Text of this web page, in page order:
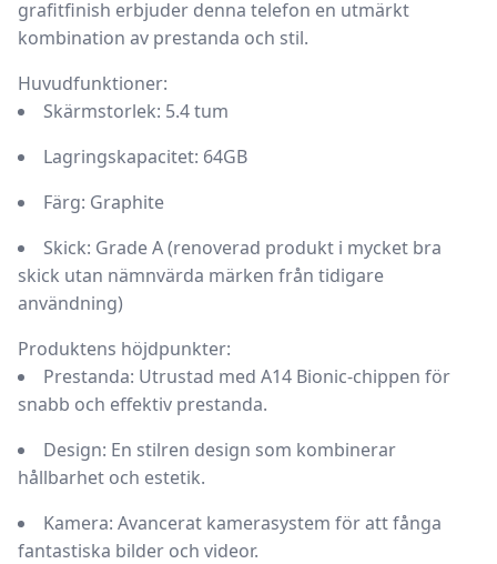
grafitfinish erbjuder denna telefon en utmärkt
kombination av prestanda och stil.
Huvudfunktioner:
Skärmstorlek: 5.4 tum
Lagringskapacitet: 64GB
Färg: Graphite
Skick: Grade A (renoverad produkt i mycket bra
skick utan nämnvärda märken från tidigare
användning)
Produktens höjdpunkter:
Prestanda: Utrustad med A14 Bionic-chippen för
snabb och effektiv prestanda.
Design: En stilren design som kombinerar
hållbarhet och estetik.
Kamera: Avancerat kamerasystem för att fånga
fantastiska bilder och videor.